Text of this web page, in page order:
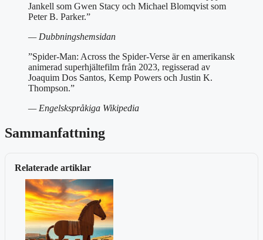
Jankell som Gwen Stacy och Michael Blomqvist som
Peter B. Parker.”
— Dubbningshemsidan
”Spider-Man: Across the Spider-Verse är en amerikansk
animerad superhjältefilm från 2023, regisserad av
Joaquim Dos Santos, Kemp Powers och Justin K.
Thompson.”
— Engelskspråkiga Wikipedia
Sammanfattning
Relaterade artiklar